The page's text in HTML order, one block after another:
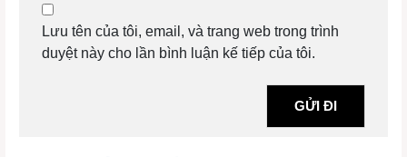
Lưu tên của tôi, email, và trang web trong trình
duyệt này cho lần bình luận kế tiếp của tôi.